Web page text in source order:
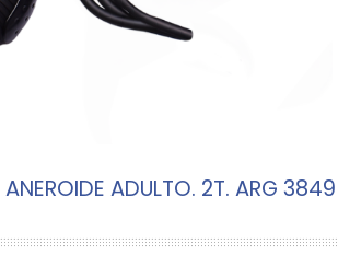
ANEROIDE ADULTO. 2T. ARG 3849